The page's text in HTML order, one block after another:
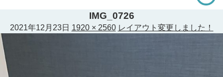
IMG_0726
2021年12月23日 1920 × 2560 レイアウト変更しました！